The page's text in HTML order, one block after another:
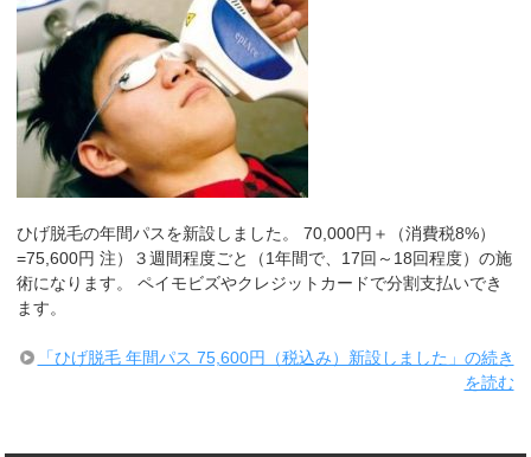
ひげ脱毛の年間パスを新設しました。 70,000円＋（消費税8%）
=75,600円 注）３週間程度ごと（1年間で、17回～18回程度）の施
術になります。 ペイモビズやクレジットカードで分割支払いでき
ます。
「ひげ脱毛 年間パス 75,600円（税込み）新設しました」の続き
を読む